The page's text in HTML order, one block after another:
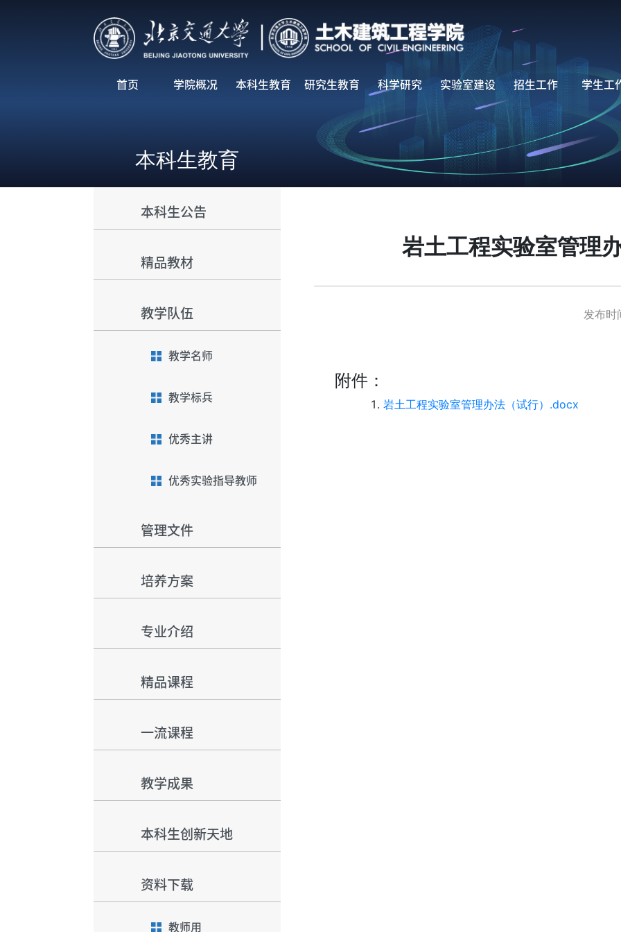
首页 学院概况 本科生教育 研究生教育 科学研究 实验室建设 招生工作 学生工
本科生教育
本科生公告
精品教材
教学队伍
教学名师
教学标兵
优秀主讲
优秀实验指导教师
管理文件
培养方案
专业介绍
精品课程
一流课程
教学成果
本科生创新天地
资料下载
教师用
岩土工程实验室管理
发布
附件：
岩土工程实验室管理办法（试行）.docx